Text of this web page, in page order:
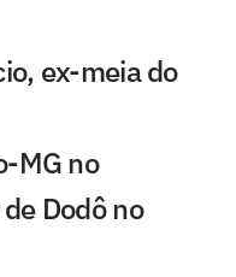
ex-meia do
MG no
Dodô no